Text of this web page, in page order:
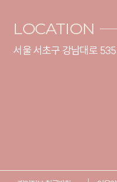
LOCATION
서울 서초구 강남대로